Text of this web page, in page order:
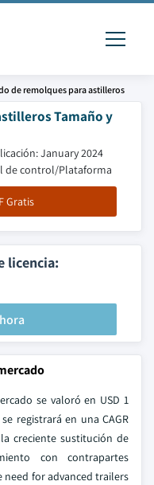
de remolques para astilleros
Tamaño y
January 2024
de control/Plataforma
Gratis
licencia:
se valoró en USD 1
registrará en una CAGR
creciente sustitución de
con contrapartes
need for advanced trailers